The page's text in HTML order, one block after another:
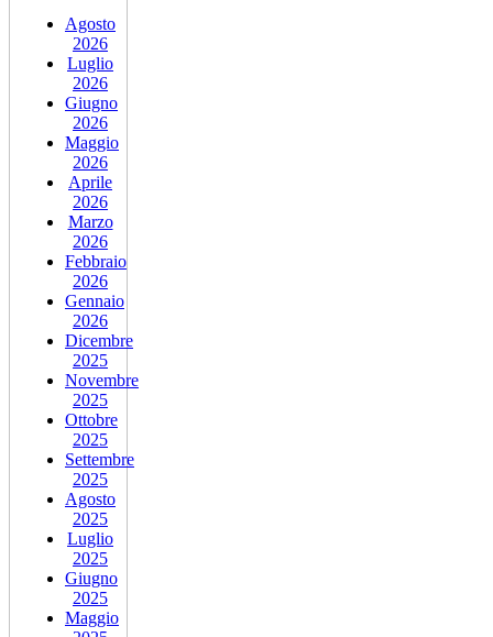
Agosto
2026
Luglio
2026
Giugno
2026
Maggio
2026
Aprile
2026
Marzo
2026
Febbraio
2026
Gennaio
2026
Dicembre
2025
Novembre
2025
Ottobre
2025
Settembre
2025
Agosto
2025
Luglio
2025
Giugno
2025
Maggio